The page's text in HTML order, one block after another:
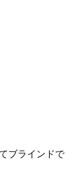
ブラインドで